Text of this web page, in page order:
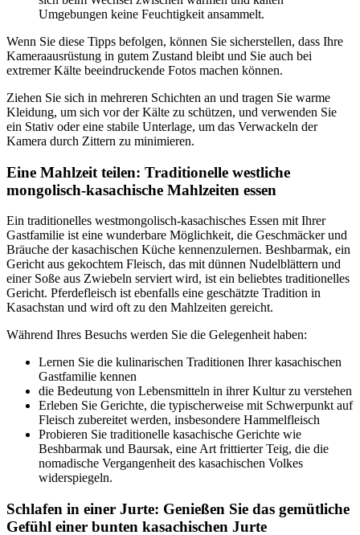
Umgebungen keine Feuchtigkeit ansammelt.
Wenn Sie diese Tipps befolgen, können Sie sicherstellen, dass Ihre
Kameraausrüstung in gutem Zustand bleibt und Sie auch bei
extremer Kälte beeindruckende Fotos machen können.
Ziehen Sie sich in mehreren Schichten an und tragen Sie warme
Kleidung, um sich vor der Kälte zu schützen, und verwenden Sie
ein Stativ oder eine stabile Unterlage, um das Verwackeln der
Kamera durch Zittern zu minimieren.
Eine Mahlzeit teilen: Traditionelle westliche
mongolisch-kasachische Mahlzeiten essen
Ein traditionelles westmongolisch-kasachisches Essen mit Ihrer
Gastfamilie ist eine wunderbare Möglichkeit, die Geschmäcker und
Bräuche der kasachischen Küche kennenzulernen. Beshbarmak, ein
Gericht aus gekochtem Fleisch, das mit dünnen Nudelblättern und
einer Soße aus Zwiebeln serviert wird, ist ein beliebtes traditionelles
Gericht. Pferdefleisch ist ebenfalls eine geschätzte Tradition in
Kasachstan und wird oft zu den Mahlzeiten gereicht.
Während Ihres Besuchs werden Sie die Gelegenheit haben:
Lernen Sie die kulinarischen Traditionen Ihrer kasachischen
Gastfamilie kennen
die Bedeutung von Lebensmitteln in ihrer Kultur zu verstehen
Erleben Sie Gerichte, die typischerweise mit Schwerpunkt auf
Fleisch zubereitet werden, insbesondere Hammelfleisch
Probieren Sie traditionelle kasachische Gerichte wie
Beshbarmak und Baursak, eine Art frittierter Teig, die die
nomadische Vergangenheit des kasachischen Volkes
widerspiegeln.
Schlafen in einer Jurte: Genießen Sie das gemütliche
Gefühl einer bunten kasachischen Jurte